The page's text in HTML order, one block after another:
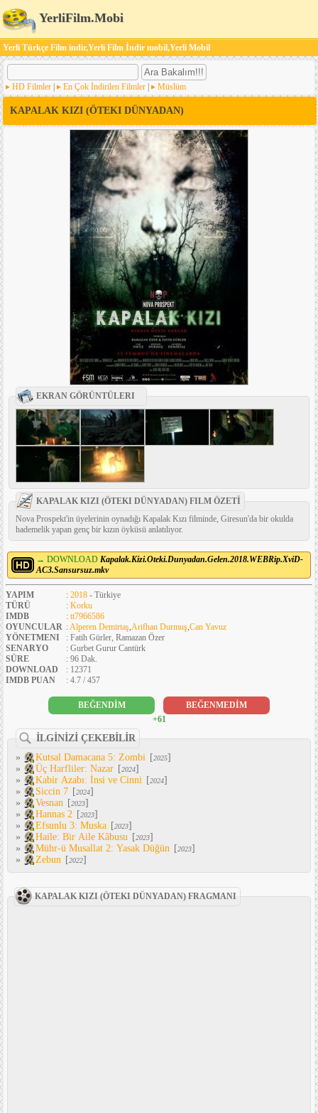
YerliFilm.Mobi
Yerli Türkçe Film indir,Yerli Film İndir mobil,Yerli Mobil
HD Filmler En Çok İndirilen Filmler Müslüm
KAPALAK KIZI (ÖTEKI DÜNYADAN)
EKRAN GÖRÜNTÜLERI
KAPALAK KIZI (ÖTEKI DÜNYADAN) FILM ÖZETİ
Nova Prospekt'in üyelerinin oynadığı Kapalak Kızı filminde, Giresun'da bir okulda
hademelik yapan genç bir kızın öyküsü anlatılıyor.
→ DOWNLOAD Kapalak.Kizi.Oteki.Dunyadan.Gelen.2018.WEBRip.XviD-
AC3.Sansursuz.mkv
YAPIM : 2018 - Türkiye
TÜRÜ
: Korku
IMDB
: tt7966586
OYUNCULAR :Alperen Demirtaş,Arifhan Durmuş,Can Yavuz
YÖNETMENI
: Fatih Gürler, Ramazan Özer
SENARYO
: Gurbet Gurur Cantürk
SÜRE
: 96 Dak.
DOWNLOAD
: 12371
IMDB PUAN
: 4.7 / 457
BEĞENDİM
BEĞENMEDİM
+61
İLGİNİZİ ÇEKEBİLİR
»
Kutsal Damacana 5: Zombi [2025]
»
Üç Harfliler: Nazar [2024]
»
Kabir Azabı: İnsi ve Cinni [2024]
»
Siccin 7 [2024]
»
Vesnan [2023]
»
Hannas 2 [2023]
»
Efsunlu 3: Muska [2023]
»
Haile: Bir Aile Kâbusu [2023]
»
Mühr-ü Musallat 2: Yasak Düğün [2023]
»
Zebun [2022]
KAPALAK KIZI (ÖTEKI DÜNYADAN) FRAGMANI